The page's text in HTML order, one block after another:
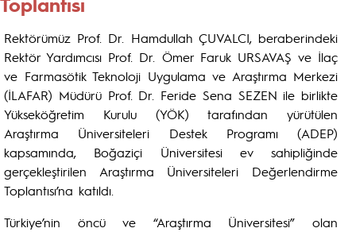
Rektörümüz Prof. Dr. Hamdullah ÇUVALCI, beraberindeki
Rektör Yardımcısı Prof. Dr. Ömer Faruk URSAVAŞ ve İlaç
ve Farmasötik Teknoloji Uygulama ve Araştırma Merkezi
(İLAFAR) Müdürü Prof. Dr. Feride Sena SEZEN ile birlikte
Yükseköğretim Kurulu (YÖK) tarafından yürütülen
Araştırma Üniversiteleri Destek Programı (ADEP)
kapsamında, Boğaziçi Üniversitesi ev sahipliğinde
gerçekleştirilen Araştırma Üniversiteleri Değerlendirme
Toplantısı’na katıldı.
Türkiye’nin öncü ve “Araştırma Üniversitesi” olan